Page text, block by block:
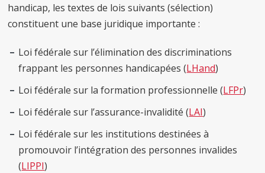
handicap, les textes de lois suivants (sélection)
constituent une base juridique importante :
Loi fédérale sur l’élimination des discriminations
frappant les personnes handicapées (LHand)
Loi fédérale sur la formation professionnelle (LFPr)
Loi fédérale sur l’assurance-invalidité (LAI)
Loi fédérale sur les institutions destinées à
promouvoir l’intégration des personnes invalides
(LIPPI)